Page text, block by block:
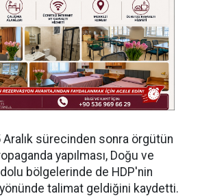
Aralık sürecinden sonra örgütün
yapılması, Doğu ve
bölgelerinde de HDP'nin
talimat geldiğini kaydetti.